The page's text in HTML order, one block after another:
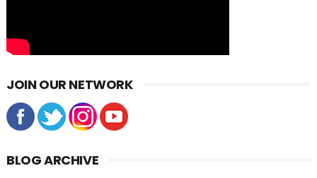
JOIN OUR NETWORK
BLOG ARCHIVE